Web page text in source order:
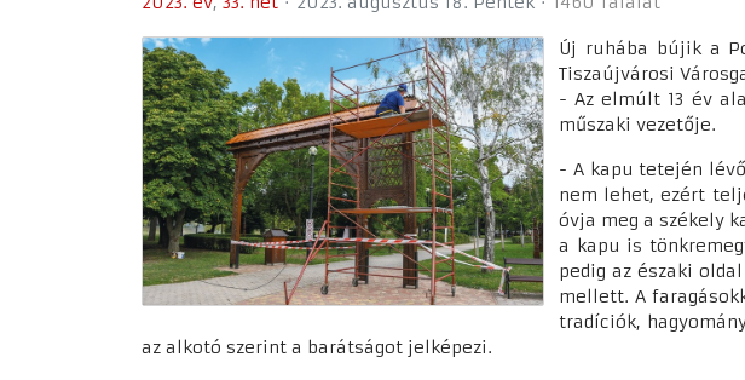
Új ruhába bújik a
Tiszaújvárosi
- Az elmúlt 13 év
műszaki vezetője.
- A kapu tetején
nem lehet, ezért
óvja meg a székely
a kapu is
pedig az északi
mellett. A
tradíciók,
az alkotó szerint a barátságot jelképezi.